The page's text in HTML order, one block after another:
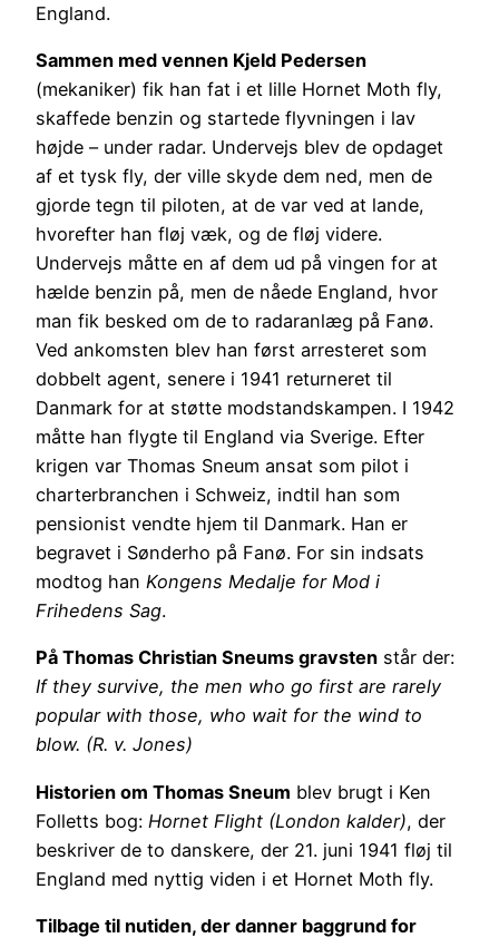
England.
Sammen med vennen Kjeld Pedersen
(mekaniker) fik han fat i et lille Hornet Moth fly,
skaffede benzin og startede flyvningen i lav
højde – under radar. Undervejs blev de opdaget
af et tysk fly, der ville skyde dem ned, men de
gjorde tegn til piloten, at de var ved at lande,
hvorefter han fløj væk, og de fløj videre.
Undervejs måtte en af dem ud på vingen for at
hælde benzin på, men de nåede England, hvor
man fik besked om de to radaranlæg på Fanø.
Ved ankomsten blev han først arresteret som
dobbelt agent, senere i 1941 returneret til
Danmark for at støtte modstandskampen. I 1942
måtte han flygte til England via Sverige. Efter
krigen var Thomas Sneum ansat som pilot i
charterbranchen i Schweiz, indtil han som
pensionist vendte hjem til Danmark. Han er
begravet i Sønderho på Fanø. For sin indsats
modtog han Kongens Medalje for Mod i
Frihedens Sag.
På Thomas Christian Sneums gravsten står der:
If they survive, the men who go first are rarely
popular with those, who wait for the wind to
blow. (R. v. Jones)
Historien om Thomas Sneum blev brugt i Ken
Folletts bog: Hornet Flight (London kalder), der
beskriver de to danskere, der 21. juni 1941 fløj til
England med nyttig viden i et Hornet Moth fly.
Tilbage til nutiden, der danner baggrund for